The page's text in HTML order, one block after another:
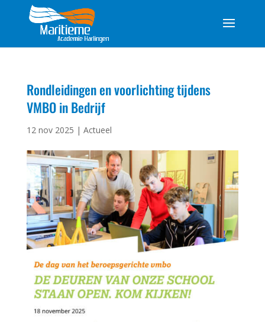
Rondleidingen en voorlichting tijdens
VMBO in Bedrijf
12 nov 2025 | Actueel